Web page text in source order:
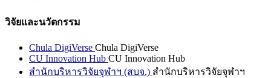
วิจัยและนวัตกรรม
Chula DigiVerse Chula DigiVerse
CU Innovation Hub CU Innovation Hub
สำนักบริหารวิจัยจุฬาฯ (สบจ.) สำนักบริหารวิจัยจุฬาฯ